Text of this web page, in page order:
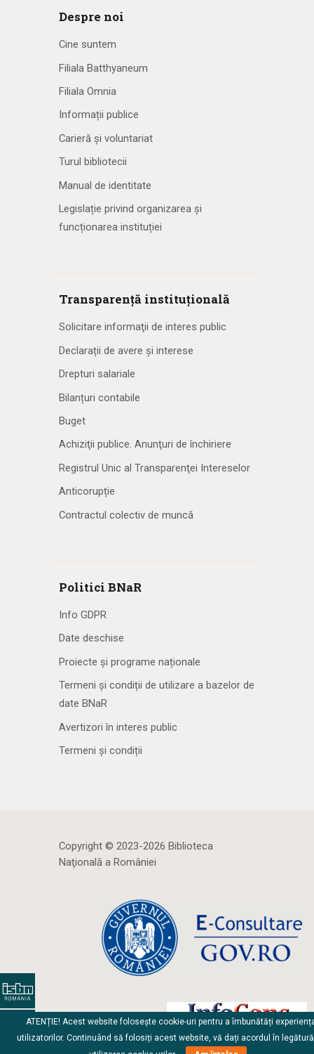
Despre noi
Cine suntem
Filiala Batthyaneum
Filiala Omnia
Informații publice
Carieră și voluntariat
Turul bibliotecii
Manual de identitate
Legislație privind organizarea și
funcționarea instituției
Transparență instituțională
Solicitare informaţii de interes public
Declarații de avere și interese
Drepturi salariale
Bilanțuri contabile
Buget
Achiziţii publice. Anunţuri de închiriere
Registrul Unic al Transparenţei Intereselor
Anticorupție
Contractul colectiv de muncă
Politici BNaR
Info GDPR
Date deschise
Proiecte și programe naționale
Termeni și condiții de utilizare a bazelor de
date BNaR
Avertizori în interes public
Termeni și condiții
Copyright © 2023-2026 Biblioteca
Naţională a României
ATENȚIE! Acest website folosește cookie-uri pentru a îmbunătăți
utilizatorilor. Continuând să folosiți acest website, vă dați acordul în